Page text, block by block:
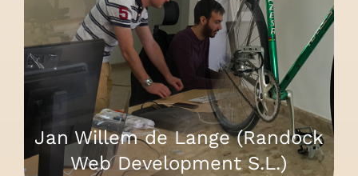
Jan Willem de Lange (Randock
Web Development S.L.)